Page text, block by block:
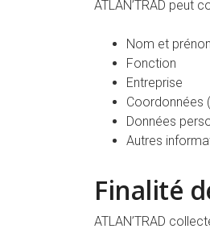
ATLAN’TRAD peut
Nom et
Fonction
Entreprise
Coordonnées
Données
Autres
Finalité
ATLAN’TRAD